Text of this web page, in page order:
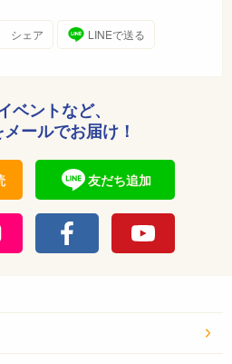
シェア LINEで送る
ベントなど、
ールでお届け！
友だち追加